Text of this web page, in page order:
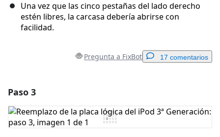
Una vez que las cinco pestañas del lado derecho
estén libres, la carcasa debería abrirse con
facilidad.
Pregunta a FixBot 17 comentarios
Agregar Comentario
Paso 3